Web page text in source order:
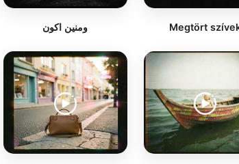
ومنين اكون Megtört